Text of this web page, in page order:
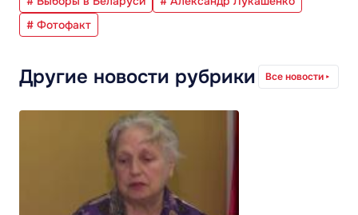
# Фотофакт
Другие новости рубрики Все новости